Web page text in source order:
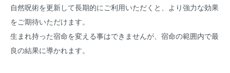
自然呪術を更新して長期的にご利用いただくと、より強力な効果
をご期待いただけます。
生まれ持った宿命を変える事はできませんが、宿命の範囲内で最
良の結果に導かれます。